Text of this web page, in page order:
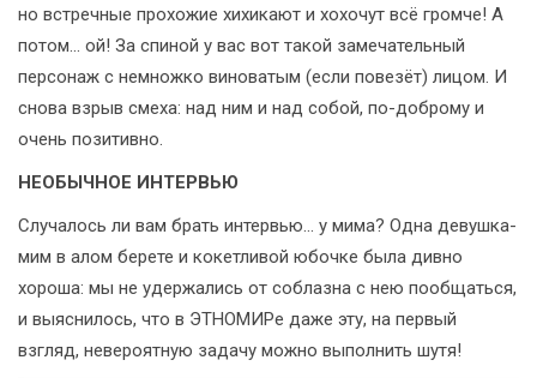
но встречные прохожие хихикают и хохочут всё громче! А
потом... ой! За спиной у вас вот такой замечательный
персонаж с немножко виноватым (если повезёт) лицом. И
снова взрыв смеха: над ним и над собой, по-доброму и
очень позитивно.
НЕОБЫЧНОЕ ИНТЕРВЬЮ
Случалось ли вам брать интервью... у мима? Одна девушка-
мим в алом берете и кокетливой юбочке была дивно
хороша: мы не удержались от соблазна с нею пообщаться,
и выяснилось, что в ЭТНОМИРе даже эту, на первый
взгляд, невероятную задачу можно выполнить шутя!